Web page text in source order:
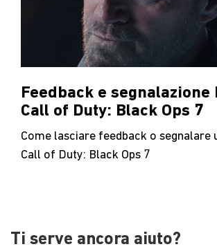
Feedback e segnalazione
Call of Duty: Black Ops 7
Come lasciare feedback o segnalare
Call of Duty: Black Ops 7
Ti serve ancora aiuto?